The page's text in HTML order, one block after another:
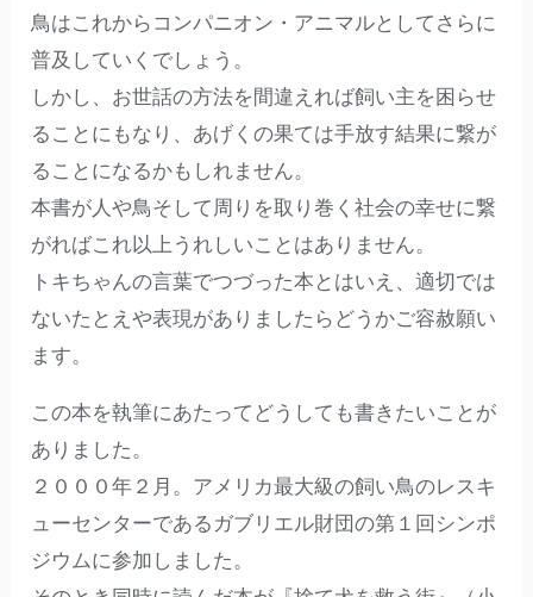
鳥はこれからコンパニオン・アニマルとしてさらに
普及していくでしょう。
しかし、お世話の方法を間違えれば飼い主を困らせ
ることにもなり、あげくの果ては手放す結果に繋が
ることになるかもしれません。
本書が人や鳥そして周りを取り巻く社会の幸せに繋
がればこれ以上うれしいことはありません。
トキちゃんの言葉でつづった本とはいえ、適切では
ないたとえや表現がありましたらどうかご容赦願い
ます。
この本を執筆にあたってどうしても書きたいことが
ありました。
２０００年２月。アメリカ最大級の飼い鳥のレスキ
ューセンターであるガブリエル財団の第１回シンポ
ジウムに参加しました。